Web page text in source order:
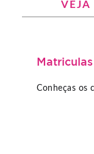
VEJA
Conheças os